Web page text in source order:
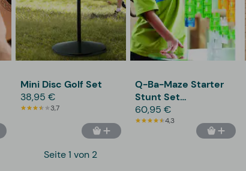
Mini Disc Golf Set
38,95 €
3,7
Q-Ba-Maze Starter
Stunt Set
Murmelbahn
60,95 €
4,3
Seite 1 von 2